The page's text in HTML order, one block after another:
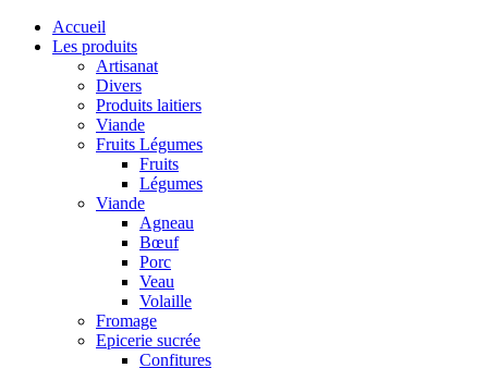
Accueil
Les produits
Artisanat
Divers
Produits laitiers
Viande
Fruits Légumes
Fruits
Légumes
Viande
Agneau
Bœuf
Porc
Veau
Volaille
Fromage
Epicerie sucrée
Confitures